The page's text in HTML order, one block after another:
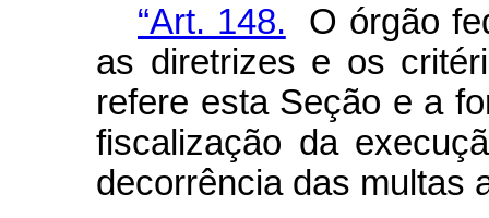
“Art. 148. O órgão
as diretrizes e os
refere esta Seção e a
fiscalização da
decorrência das multas